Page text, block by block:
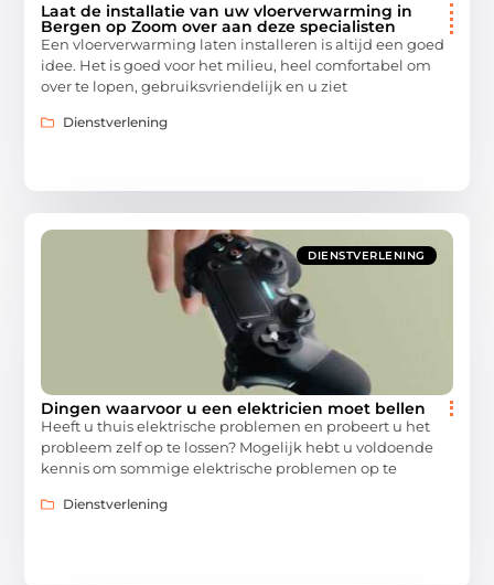
Laat de installatie van uw vloerverwarming in
Bergen op Zoom over aan deze specialisten
Een vloerverwarming laten installeren is altijd een goed
idee. Het is goed voor het milieu, heel comfortabel om
over te lopen, gebruiksvriendelijk en u ziet
Dienstverlening
DIENSTVERLENING
Dingen waarvoor u een elektricien moet bellen
Heeft u thuis elektrische problemen en probeert u het
probleem zelf op te lossen? Mogelijk hebt u voldoende
kennis om sommige elektrische problemen op te
Dienstverlening